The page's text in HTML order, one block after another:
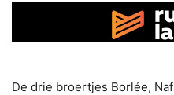
De drie broertjes Borlée,